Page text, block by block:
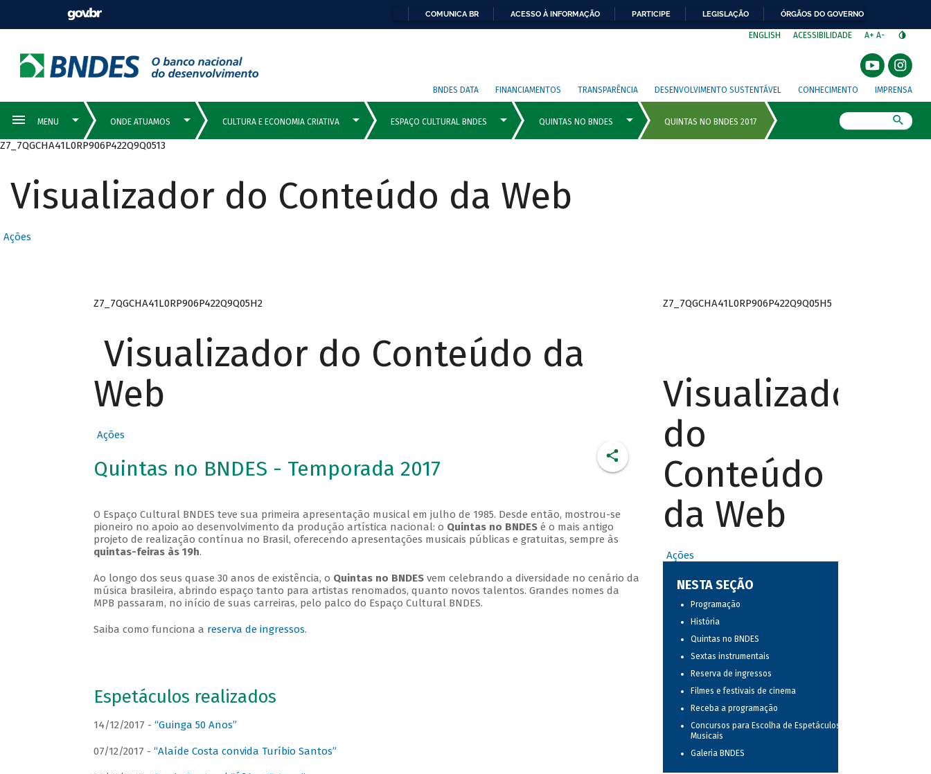
COMUNICA BR ACESSO À INFORMAÇÃO PARTICIPE LEGISLAÇÃO ÓRGÃOS DO GOVERNO
ENGLISH ACESSIBILIDADE A+ A-
BNDES DATA FINANCIAMENTOS TRANSPARÊNCIA DESENVOLVIMENTO SUSTENTÁVEL CONHECIMENTO IMPRENSA
Z7_7QGCHA41L0RP906P422Q9Q0513
Visualizador do Conteúdo da Web
Ações
Z7_7QGCHA41L0RP906P422Q9Q05H2
Visualizador do Conteúdo da
Web
Ações
Quintas no BNDES - Temporada 2017
O Espaço Cultural BNDES teve sua primeira apresentação musical em julho de 1985. Desde então, mostrou-se
pioneiro no apoio ao desenvolvimento da produção artística nacional: o Quintas no BNDESé o mais antigo
projeto de realização contínua no Brasil, oferecendo apresentações musicais públicas e gratuitas, sempre às
quintas-feiras às 19h.
Ao longo dos seus quase 30 anos de existência, o Quintas no BNDESvem celebrando a diversidade no cenário da
música brasileira, abrindo espaço tanto para artistas renomados, quanto novos talentos. Grandes nomes da
MPB passaram, no início de suas carreiras, pelo palco do Espaço Cultural BNDES.
Saiba como funciona a reserva de ingressos.
Espetáculos realizados
14/12/2017 - “Guinga 50 Anos”
07/12/2017 - “Alaíde Costa convida Turíbio Santos”
Z7_7QGCHA41L0RP906P422Q9Q05H5
Visualizador
do
Conteúdo
da Web
Ações
NESTA SEÇÃO
Programação
História
Quintas no BNDES
Sextas instrumentais
Reserva de ingressos
Filmes e festivais de cinema
Receba a programação
Concursos para Escolha de Espetáculos
Musicais
Galeria BNDES